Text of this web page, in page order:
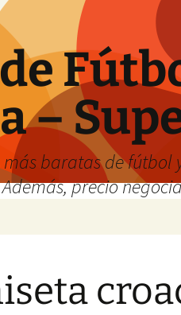
–
baratas de fútbol
precio